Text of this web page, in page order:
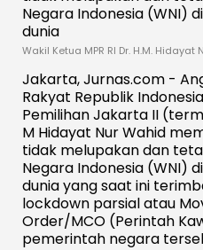
Wakil Ketua MPR RI Dr. H.M. Hidayat
Jakarta, Jurnas.com -
Rakyat Republik
Pemilihan Jakarta II
M Hidayat Nur Wahid
tidak melupakan dan
Negara Indonesia (WNI)
dunia yang saat ini
lockdown parsial atau
Order/MCO (Perintah
pemerintah negara